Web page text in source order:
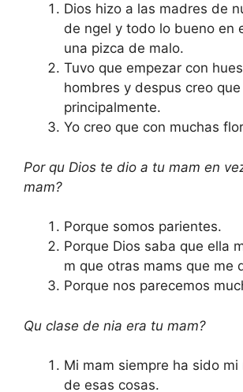
Dios hizo a las madres de
de ngel y todo lo bueno en
una pizca de malo.
Tuvo que empezar con
hombres y despus creo
principalmente.
Yo creo que con muchas
Por qu Dios te dio a tu mam en
mam?
Porque somos parientes.
Porque Dios saba que ella
m que otras mams que me
Porque nos parecemos
Qu clase de nia era tu mam?
Mi mam siempre ha sido mi
de esas cosas.